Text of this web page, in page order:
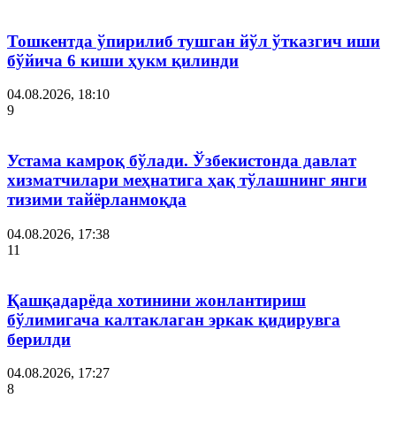
Тошкентда ўпирилиб тушган йўл ўтказгич иши
бўйича 6 киши ҳукм қилинди
04.08.2026, 18:10
9
Устама камроқ бўлади. Ўзбекистонда давлат
хизматчилари меҳнатига ҳақ тўлашнинг янги
тизими тайёрланмоқда
04.08.2026, 17:38
11
Қашқадарёда хотинини жонлантириш
бўлимигача калтаклаган эркак қидирувга
берилди
04.08.2026, 17:27
8